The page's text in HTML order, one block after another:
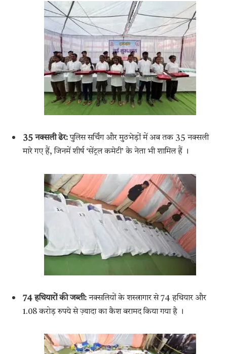
35 नक्सली ढेर:पुलिस सर्चिंग और मुठभेड़ों में अब तक 35 नक्सली
मारे गए हैं, जिनमें शीर्ष ‘सेंट्रल कमेटी’ के नेता भी शामिल हैं ।
74 हथियारों की जब्ती: नक्सलियों के शस्त्रागार से 74 हथियार और
1.08 करोड़ रुपये से ज़्यादा का कैश बरामद किया गया है ।